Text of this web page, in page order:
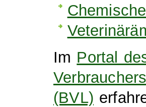
Im Portal
(BVL)